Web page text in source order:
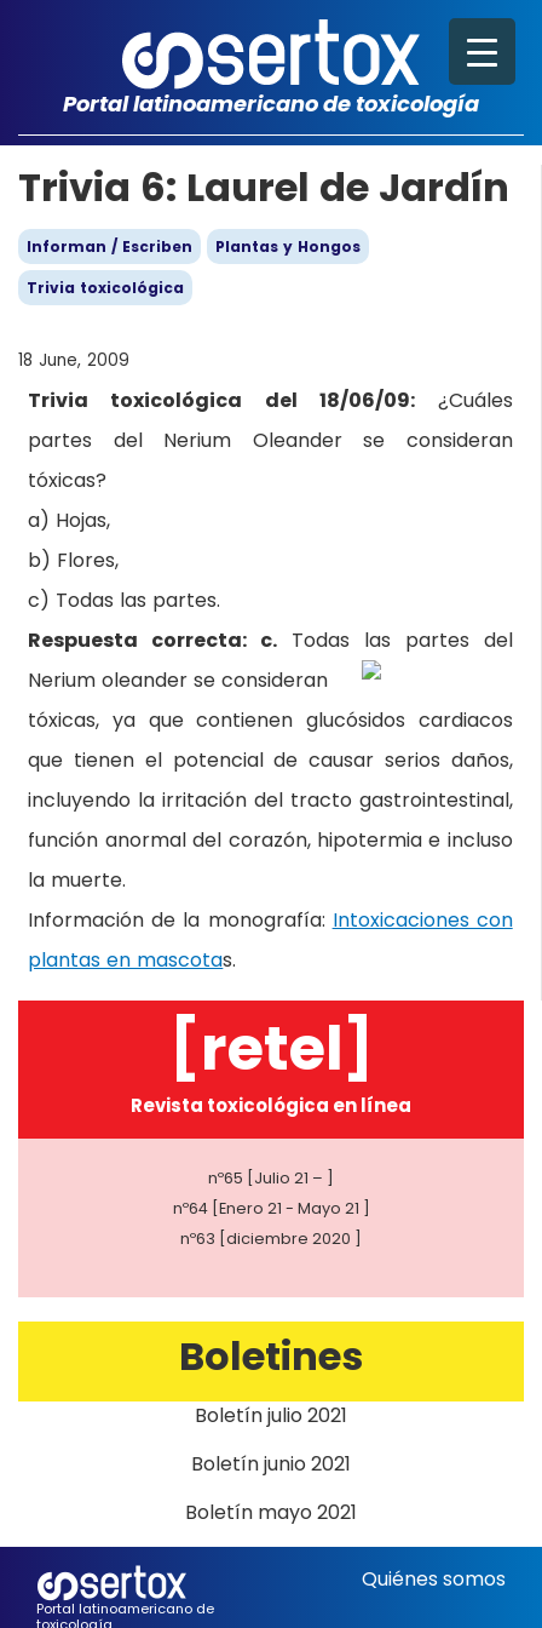
Portal latinoamericano de toxicología
Trivia 6: Laurel de Jardín
Informan / Escriben
Plantas y Hongos
Trivia toxicológica
18 June, 2009
Trivia toxicológica del 18/06/09:¿Cuáles
partes del Nerium Oleander se consideran
tóxicas?
a) Hojas,
b) Flores,
c) Todas las partes.
Respuesta correcta: c. Todas las partes del
Nerium oleander se consideran
tóxicas, ya que contienen glucósidos cardiacos
que tienen el potencial de causar serios daños,
incluyendo la irritación del tracto gastrointestinal,
función anormal del corazón, hipotermia e incluso
la muerte.
Información de la monografía: Intoxicaciones con
plantas en mascotas.
[retel]
Revista toxicológica en línea
nº65 [Julio 21 – ]
nº64 [Enero 21 - Mayo 21 ]
nº63 [diciembre 2020 ]
Boletines
Boletín julio 2021
Boletín junio 2021
Boletín mayo 2021
Portal latinoamericano de
toxicología
Quiénes somos